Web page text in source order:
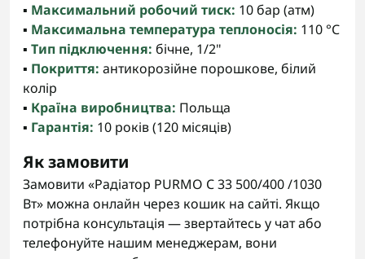
▪️ Максимальний робочий тиск: 10 бар (атм)
▪️ Максимальна температура теплоносія: 110 °C
▪️ Тип підключення: бічне, 1/2"
▪️ Покриття: антикорозійне порошкове, білий
колір
▪️ Країна виробництва: Польща
▪️ Гарантія: 10 років (120 місяців)
Як замовити
Замовити «Радіатор PURMO C 33 500/400 /1030
Вт» можна онлайн через кошик на сайті. Якщо
потрібна консультація — звертайтесь у чат або
телефонуйте нашим менеджерам, вони